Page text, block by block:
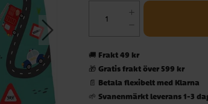
🚚 Frakt 49 kr
🎁Gratis frakt över 599 kr
📄 Betala flexibelt med Klarna
🌱Svanenmärkt leverans 1-3